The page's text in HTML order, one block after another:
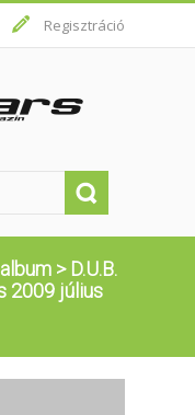
Regisztráció
> D.U.B.
2009 július